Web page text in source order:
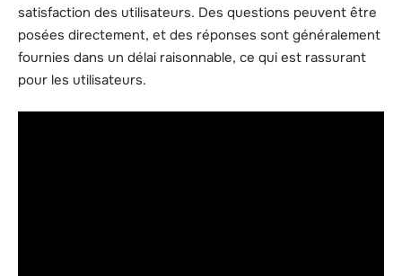
satisfaction des utilisateurs. Des questions peuvent être
posées directement, et des réponses sont généralement
fournies dans un délai raisonnable, ce qui est rassurant
pour les utilisateurs.